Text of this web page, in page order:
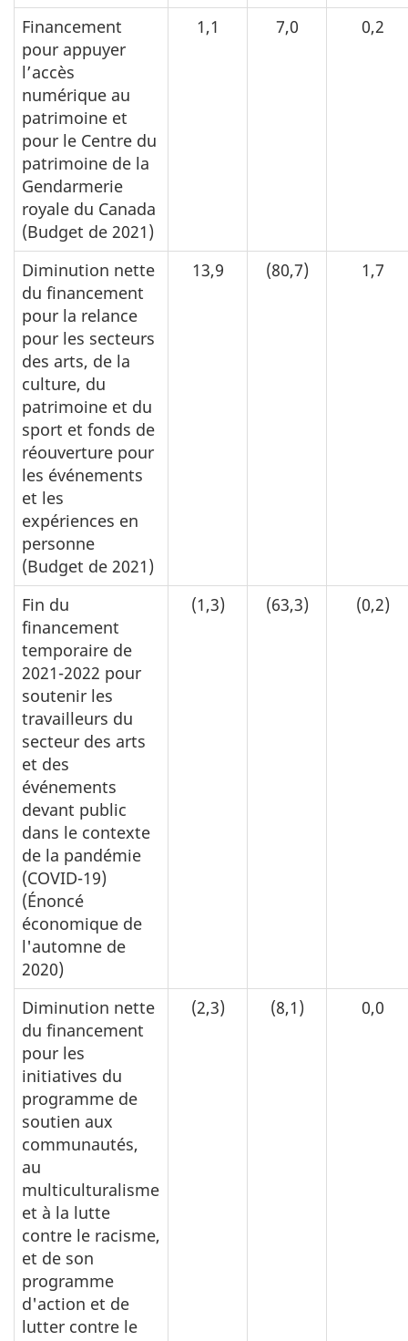
Financement
pour appuyer
l’accès
numérique au
patrimoine et
pour le Centre du
patrimoine de la
Gendarmerie
royale du Canada
(Budget de 2021)
1,1 7,0 0,2
Diminution nette
du financement
pour la relance
pour les secteurs
des arts, de la
culture, du
patrimoine et du
sport et fonds de
réouverture pour
les événements
et les
expériences en
personne
(Budget de 2021)
13,9 (80,7) 1,7
Fin du
financement
temporaire de
2021-2022 pour
soutenir les
travailleurs du
secteur des arts
et des
événements
devant public
dans le contexte
de la pandémie
(COVID-19)
(Énoncé
économique de
l'automne de
2020)
(1,3) (63,3) (0,2)
Diminution nette
du financement
pour les
initiatives du
programme de
soutien aux
communautés,
au
multiculturalisme
et à la lutte
contre le racisme,
et de son
programme
d'action et de
lutter contre le
(2,3) (8,1) 0,0